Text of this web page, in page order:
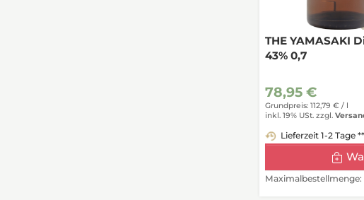
THE YAMASAKI
43% 0,7
78,95 €
Grundpreis: 112,79 € / l
inkl. 19% USt. zzgl.
Lieferzeit 1-2 Tage **
Maximalbestellmenge: